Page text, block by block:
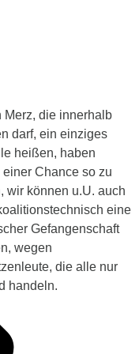
Merz, die innerhalb
darf, ein einziges
heißen, haben
Chance so zu
wir können u.U. auch
eine
Gefangenschaft
wegen
die alle nur
handeln.